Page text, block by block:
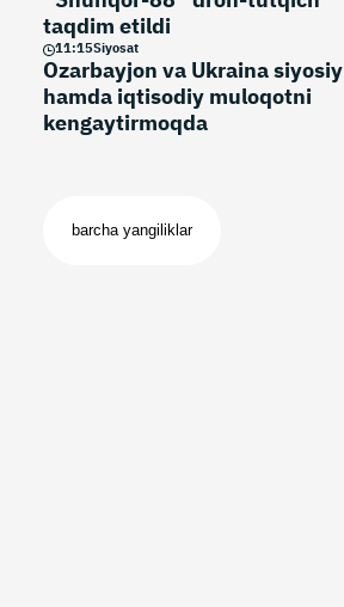
taqdim etildi
11:15Siyosat
Ozarbayjon va Ukraina siyosiy
hamda iqtisodiy muloqotni
kengaytirmoqda
barcha yangiliklar